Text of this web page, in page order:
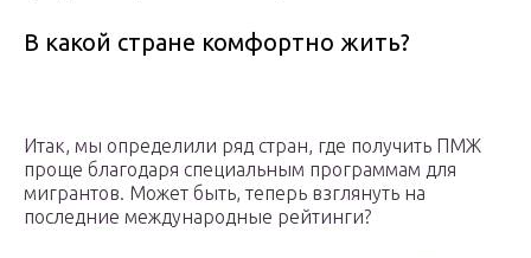
В какой стране комфортно жить?
Итак, мы определили ряд стран, где получить ПМЖ
проще благодаря специальным программам для
мигрантов. Может быть, теперь взглянуть на
последние международные рейтинги?